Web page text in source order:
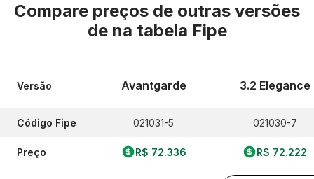
Compare preços de outras versões
de na tabela Fipe
Versão
Código Fipe
Preço
Avantgarde
021031-5
R$ 72.336
3.2 Elegance
021030-7
R$ 72.222